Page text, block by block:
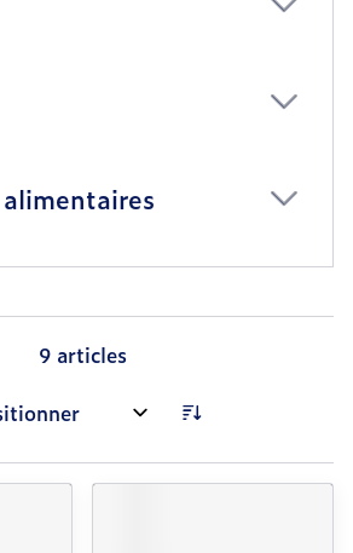
9articles
par: